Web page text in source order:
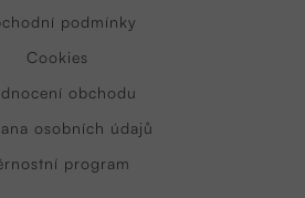
podmínky
Cookies
obchodu
osobních údajů
program